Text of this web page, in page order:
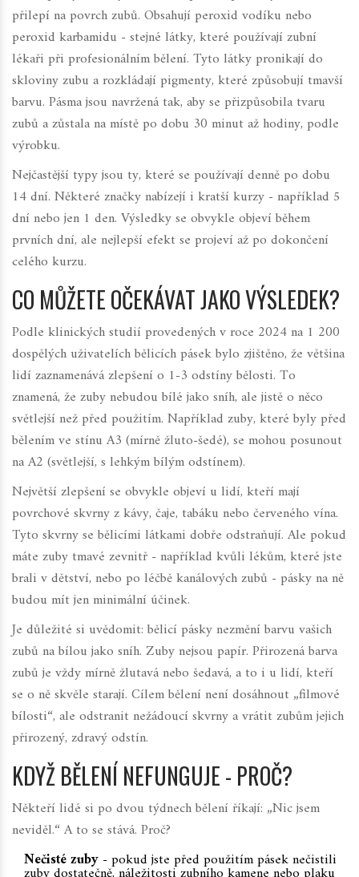
přilepí na povrch zubů. Obsahují peroxid vodíku nebo
peroxid karbamidu - stejné látky, které používají zubní
lékaři při profesionálním bělení. Tyto látky pronikají do
skloviny zubu a rozkládají pigmenty, které způsobují tmavší
barvu. Pásma jsou navržená tak, aby se přizpůsobila tvaru
zubů a zůstala na místě po dobu 30 minut až hodiny, podle
výrobku.
Nejčastější typy jsou ty, které se používají denně po dobu
14 dní. Některé značky nabízejí i kratší kurzy - například 5
dní nebo jen 1 den. Výsledky se obvykle objeví během
prvních dní, ale nejlepší efekt se projeví až po dokončení
celého kurzu.
CO MŮŽETE OČEKÁVAT JAKO VÝSLEDEK?
Podle klinických studií provedených v roce 2024 na 1 200
dospělých uživatelích bělicích pásek bylo zjištěno, že většina
lidí zaznamenává zlepšení o 1-3 odstíny bělosti. To
znamená, že zuby nebudou bílé jako sníh, ale jistě o něco
světlejší než před použitím. Například zuby, které byly před
bělením ve stínu A3 (mírně žluto-šedé), se mohou posunout
na A2 (světlejší, s lehkým bílým odstínem).
Největší zlepšení se obvykle objeví u lidí, kteří mají
povrchové skvrny z kávy, čaje, tabáku nebo červeného vína.
Tyto skvrny se bělicími látkami dobře odstraňují. Ale pokud
máte zuby tmavé zevnitř - například kvůli lékům, které jste
brali v dětství, nebo po léčbě kanálových zubů - pásky na ně
budou mít jen minimální účinek.
Je důležité si uvědomit: bělicí pásky nezmění barvu vašich
zubů na bílou jako sníh. Zuby nejsou papír. Přirozená barva
zubů je vždy mírně žlutavá nebo šedavá, a to i u lidí, kteří
se o ně skvěle starají. Cílem bělení není dosáhnout „filmové
bílosti“, ale odstranit nežádoucí skvrny a vrátit zubům jejich
přirozený, zdravý odstín.
KDYŽ BĚLENÍ NEFUNGUJE - PROČ?
Někteří lidé si po dvou týdnech bělení říkají: „Nic jsem
neviděl.“ A to se stává. Proč?
Nečisté zuby - pokud jste před použitím pásek nečistili